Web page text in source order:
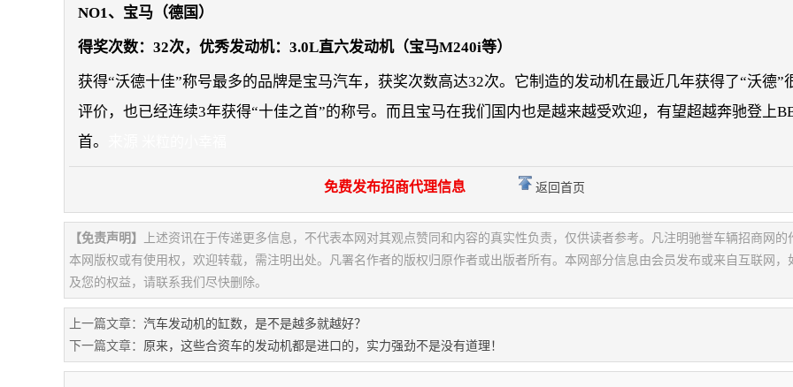
NO1、宝马（德国）
得奖次数：32次，优秀发动机：3.0L直六发动机（宝马M240i等）
获得“沃德十佳”称号最多的品牌是宝马汽车，获奖次数高达32次。它制造的发动机在最近几年获得了“沃德”
评价，也已经连续3年获得“十佳之首”的称号。而且宝马在我们国内也是越来越受欢迎，有望超越奔驰登上
首。
免费发布招商代理信息 返回首页
【免责声明】
上述资讯在于传递更多信息，不代表本网对其观点赞同和内容的真实性负责，仅供读者参考。凡注明驰誉车辆招商网的
本网版权或有使用权，欢迎转载，需注明出处。凡署名作者的版权归原作者或出版者所有。本网部分信息由会员发布或来自互联网，
及您的权益，请联系我们尽快删除。
上一篇文章： 汽车发动机的缸数，是不是越多就越好？
下一篇文章： 原来，这些合资车的发动机都是进口的，实力强劲不是没有道理！